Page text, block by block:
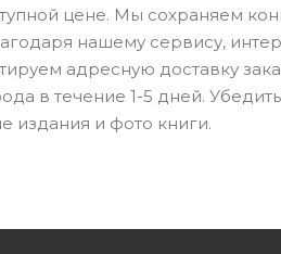
цене. Мы сохраняем
нашему сервису,
адресную доставку
в течение 1-5 дней.
издания и фото книги.